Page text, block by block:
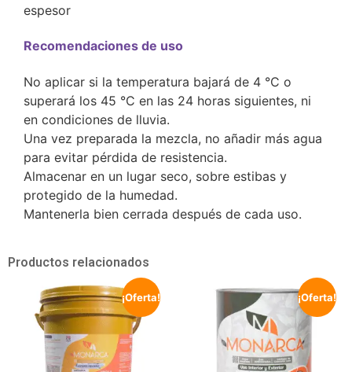
espesor
Recomendaciones de uso
No aplicar si la temperatura bajará de 4 °C o
superará los 45 °C en las 24 horas siguientes, ni
en condiciones de lluvia.
Una vez preparada la mezcla, no añadir más agua
para evitar pérdida de resistencia.
Almacenar en un lugar seco, sobre estibas y
protegido de la humedad.
Mantenerla bien cerrada después de cada uso.
Productos relacionados
¡Oferta! ¡Oferta!